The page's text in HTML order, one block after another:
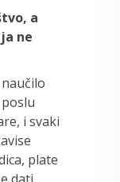
a
ne
i svaki
plate